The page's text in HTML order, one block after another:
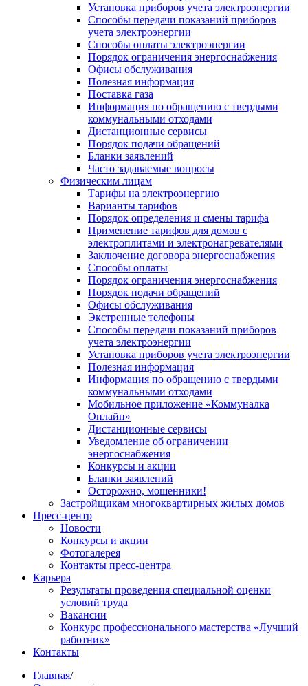
Установка приборов учета электроэнергии
Способы передачи показаний приборов
учета электроэнергии
Способы оплаты электроэнергии
Порядок ограничения энергоснабжения
Офисы обслуживания
Полезная информация
Поставка газа
Информация по обращению с твердыми
коммунальными отходами
Дистанционные сервисы
Порядок подачи обращений
Бланки заявлений
Часто задаваемые вопросы
Физическим лицам
Тарифы на электроэнергию
Варианты тарифов
Порядок определения и смены тарифа
Применение тарифов для домов с
электроплитами и электронагревателями
Заключение договора энергоснабжения
Способы оплаты
Порядок ограничения энергоснабжения
Порядок подачи обращений
Офисы обслуживания
Экстренные телефоны
Способы передачи показаний приборов
учета электроэнергии
Установка приборов учета электроэнергии
Полезная информация
Информация по обращению с твердыми
коммунальными отходами
Мобильное приложение «Коммуналка
Онлайн»
Дистанционные сервисы
Уведомление об ограничении
энергоснабжения
Конкурсы и акции
Бланки заявлений
Осторожно, мошенники!
Застройщикам многоквартирных жилых домов
Пресс-центр
Новости
Конкурсы и акции
Фотогалерея
Контакты пресс-центра
Карьера
Результаты проведения специальной оценки
условий труда
Вакансии
Конкурс профессионального мастерства «Лучший
работник»
Контакты
Главная/